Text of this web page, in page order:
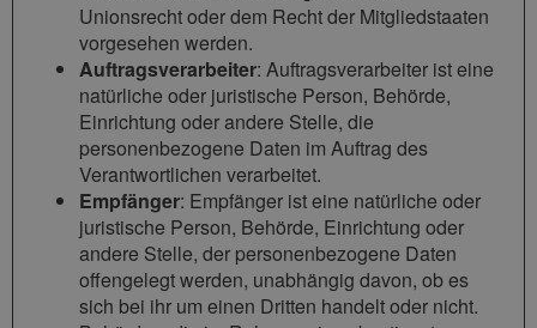
Unionsrecht oder dem Recht der Mitgliedstaaten
vorgesehen werden.
Auftragsverarbeiter: Auftragsverarbeiter ist eine
natürliche oder juristische Person, Behörde,
Einrichtung oder andere Stelle, die
personenbezogene Daten im Auftrag des
Verantwortlichen verarbeitet.
Empfänger: Empfänger ist eine natürliche oder
juristische Person, Behörde, Einrichtung oder
andere Stelle, der personenbezogene Daten
offengelegt werden, unabhängig davon, ob es
sich bei ihr um einen Dritten handelt oder nicht.